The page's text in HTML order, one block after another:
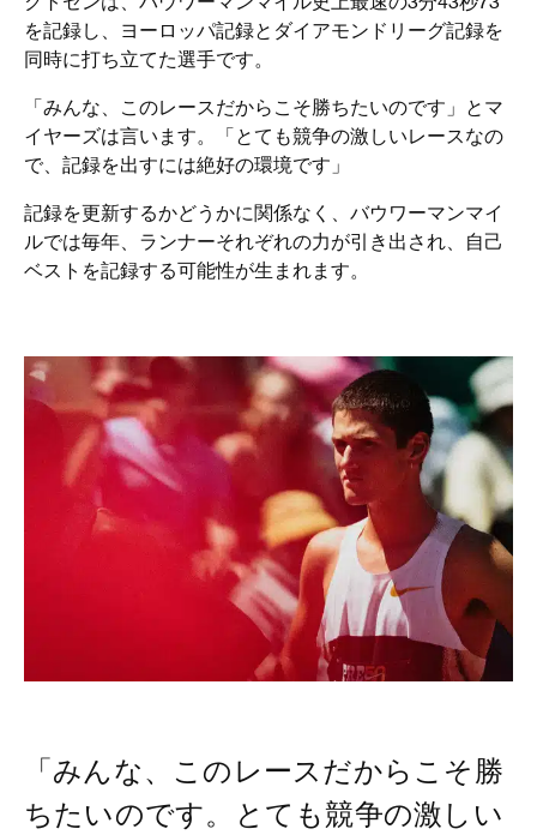
を記録し、ヨーロッパ記録とダイアモンドリーグ記録を
同時に打ち立てた選手です。
「みんな、このレースだからこそ勝ちたいのです」とマ
イヤーズは言います。「とても競争の激しいレースなの
で、記録を出すには絶好の環境です」
記録を更新するかどうかに関係なく、バウワーマンマイ
ルでは毎年、ランナーそれぞれの力が引き出され、自己
ベストを記録する可能性が生まれます。
「みんな、このレースだからこそ勝
ちたいのです。とても競争の激しい